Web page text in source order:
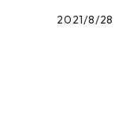
2021/8/28